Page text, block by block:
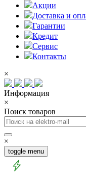
Акции
Доставка и
Гарантии
Кредит
Сервис
Контакты
×
Информация
×
Поиск товаров
×
toggle menu